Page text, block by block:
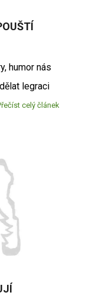
humor nás
legraci
celý článek